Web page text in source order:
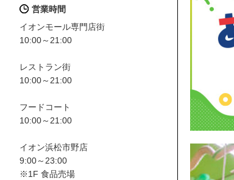
営業時間
イオンモール専門店街
10:00～21:00
レストラン街
10:00～21:00
フードコート
10:00～21:00
イオン浜松市野店
9:00～23:00
※1F 食品売場